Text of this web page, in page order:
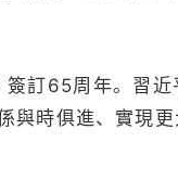
訂65周年。習近
與時俱進、實現